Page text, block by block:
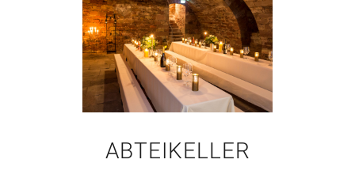
ABTEIKELLER